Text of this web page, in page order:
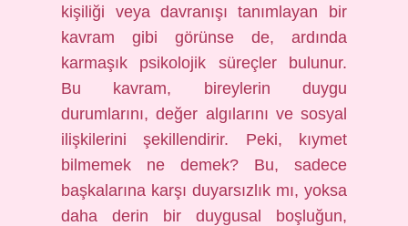
kişiliği veya davranışı tanımlayan bir
kavram gibi görünse de, ardında
karmaşık psikolojik süreçler bulunur.
Bu kavram, bireylerin duygu
durumlarını, değer algılarını ve sosyal
ilişkilerini şekillendirir. Peki, kıymet
bilmemek ne demek? Bu, sadece
başkalarına karşı duyarsızlık mı, yoksa
daha derin bir duygusal boşluğun,